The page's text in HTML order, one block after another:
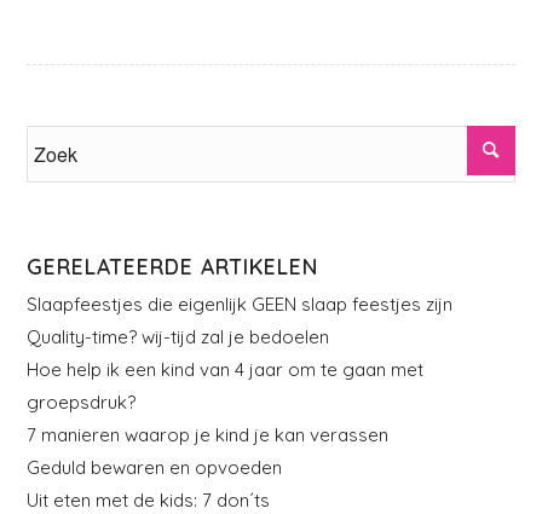
GERELATEERDE ARTIKELEN
Slaapfeestjes die eigenlijk GEEN slaap feestjes zijn
Quality-time? wij-tijd zal je bedoelen
Hoe help ik een kind van 4 jaar om te gaan met
groepsdruk?
7 manieren waarop je kind je kan verassen
Geduld bewaren en opvoeden
Uit eten met de kids: 7 don´ts